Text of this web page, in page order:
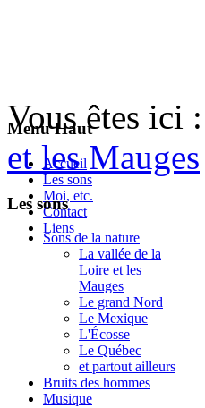
Menu Haut
Accueil
Les sons
Moi, etc.
Contact
Liens
Vous êtes ici :
et les Mauges
Les sons
Sons de la nature
La vallée de la
Loire et les
Mauges
Le grand Nord
Le Mexique
L'Écosse
Le Québec
et partout ailleurs
Bruits des hommes
Musique